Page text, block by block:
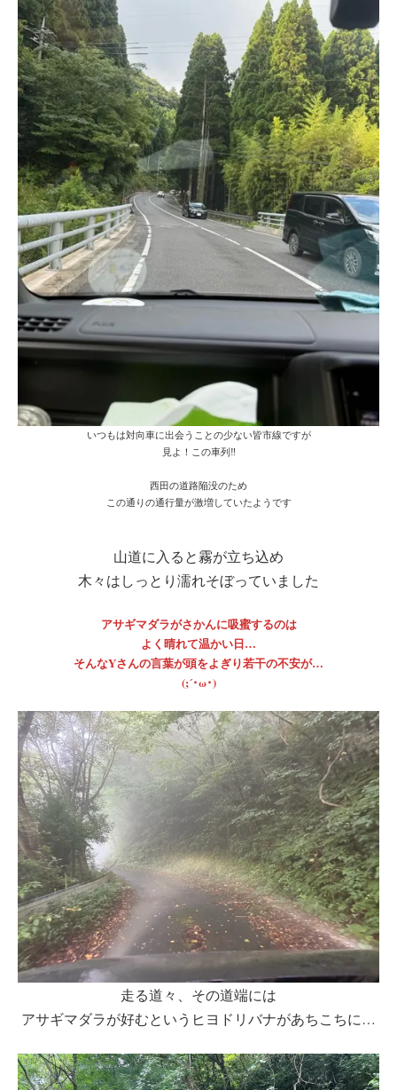
いつもは対向車に出会うことの少ない皆市線ですが
見よ！この車列‼
西田の道路陥没のため
この通りの通行量が激増していたようです
山道に入ると霧が立ち込め
木々はしっとり濡れそぼっていました
アサギマダラがさかんに吸蜜するのは
よく晴れて温かい日…
そんなYさんの言葉が頭をよぎり若干の不安が…
(;´･ω･)
走る道々、その道端には
アサギマダラが好むというヒヨドリバナがあちこちに…